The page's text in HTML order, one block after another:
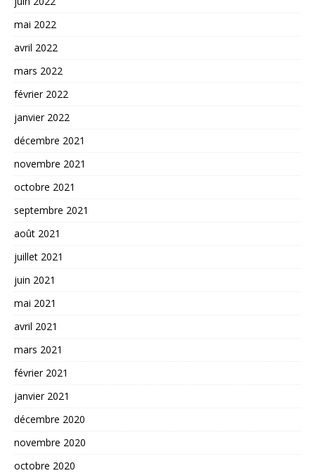
mai 2022
avril 2022
mars 2022
février 2022
janvier 2022
décembre 2021
novembre 2021
octobre 2021
septembre 2021
août 2021
juillet 2021
juin 2021
mai 2021
avril 2021
mars 2021
février 2021
janvier 2021
décembre 2020
novembre 2020
octobre 2020